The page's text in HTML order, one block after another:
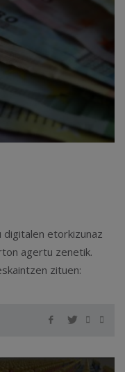
etorkizunaz
agertu zenetik.
zituen: